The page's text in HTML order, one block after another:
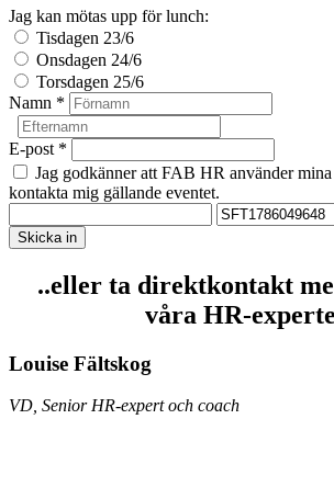
Jag kan mötas upp för lunch:
Tisdagen 23/6
Onsdagen 24/6
Torsdagen 25/6
Namn *
E-post *
Jag godkänner att FAB HR använder
kontakta mig gällande eventet.
Skicka in
..eller ta direktkontakt
våra HR-
Louise Fältskog
VD, Senior HR-expert och coach